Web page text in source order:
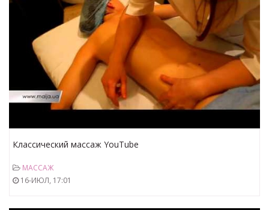
Классический массаж YouTube
МАССАЖ
16-ИЮЛ, 17:01